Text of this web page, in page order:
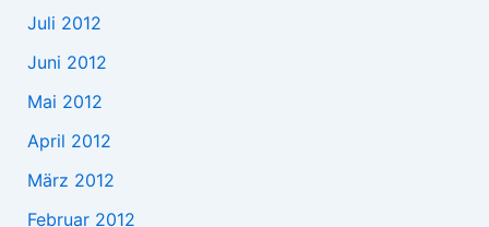
Juli 2012
Juni 2012
Mai 2012
April 2012
März 2012
Februar 2012